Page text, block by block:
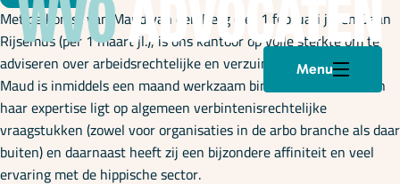
Menu
Onze specialisaties
Plan een afspraak
Met de komst van Maud van den Berg (per 1 februari jl.) en Daan
Rijsemus (per 1 maart jl.), is ons kantoor op volle sterkte om te
adviseren over arbeidsrechtelijke en verzuimvraagstukken.
Maud is inmiddels een maand werkzaam binnen ons kantoor en
haar expertise ligt op algemeen verbintenisrechtelijke
vraagstukken (zowel voor organisaties in de arbo branche als daar
buiten) en daarnaast heeft zij een bijzondere affiniteit en veel
ervaring met de hippische sector.